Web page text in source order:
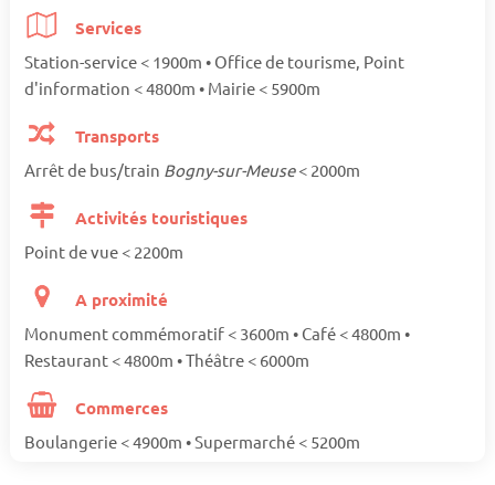
Services
Station-service < 1900m • Office de tourisme, Point
d'information < 4800m • Mairie < 5900m
Transports
Arrêt de bus/train Bogny-sur-Meuse< 2000m
Activités touristiques
Point de vue < 2200m
A proximité
Monument commémoratif < 3600m • Café < 4800m •
Restaurant < 4800m • Théâtre < 6000m
Commerces
Boulangerie < 4900m • Supermarché < 5200m